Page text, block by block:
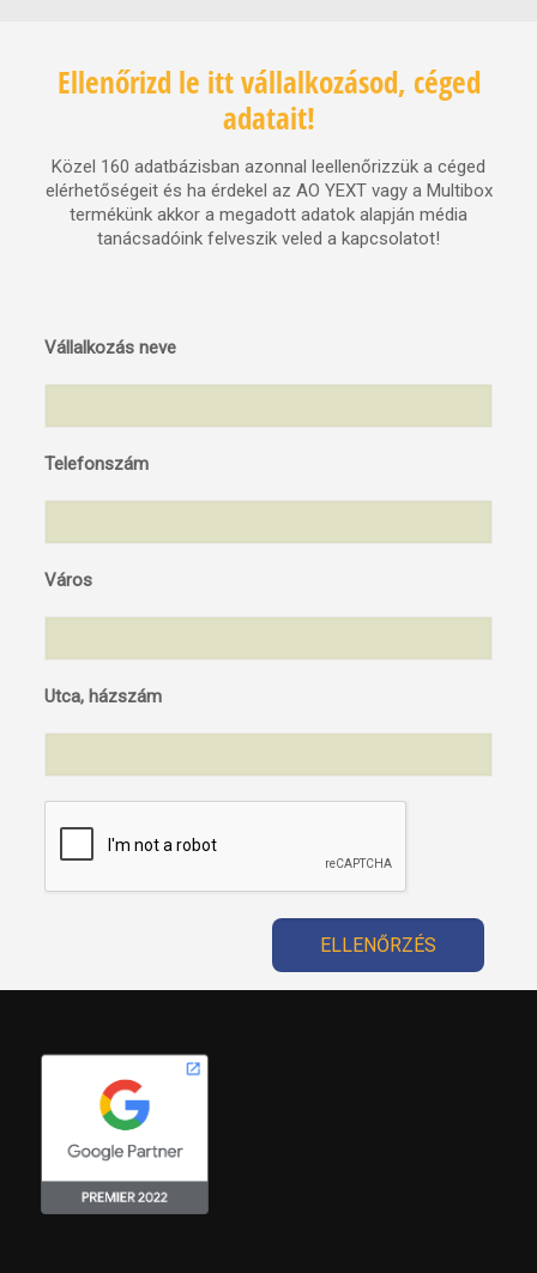
Ellenőrizd le itt vállalkozásod, céged
adatait!
Közel 160 adatbázisban azonnal leellenőrizzük a céged
elérhetőségeit és ha érdekel az AO YEXT vagy a Multibox
termékünk akkor a megadott adatok alapján média
tanácsadóink felveszik veled a kapcsolatot!
Vállalkozás neve
Telefonszám
Város
Utca, házszám